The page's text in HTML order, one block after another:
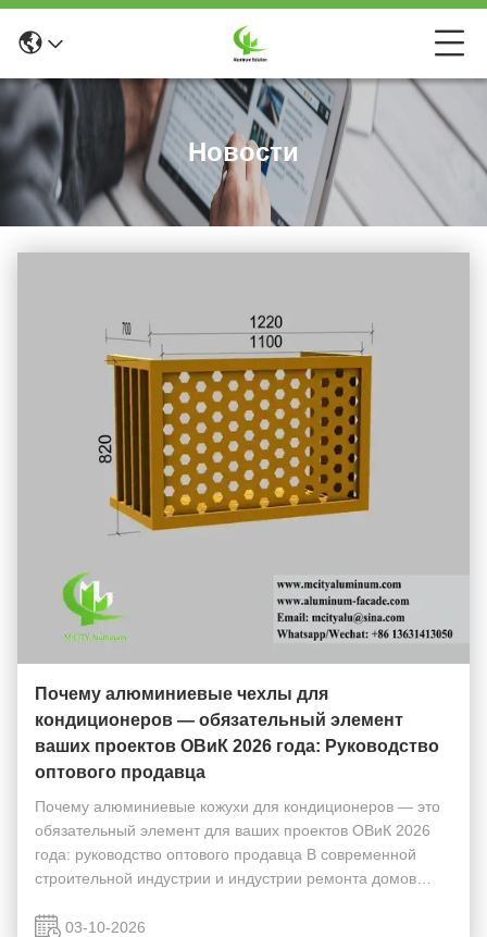
Новости
Почему алюминиевые чехлы для
кондиционеров — обязательный элемент
ваших проектов ОВиК 2026 года: Руководство
оптового продавца
Почему алюминиевые кожухи для кондиционеров — это
обязательный элемент для ваших проектов ОВиК 2026
года: руководство оптового продавца В современной
строительной индустрии и индустрии ремонта домов
функциональный щит, а критически важный
03-10-2026